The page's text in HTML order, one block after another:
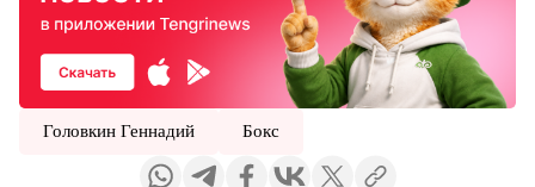
Головкин Геннадий Бокс